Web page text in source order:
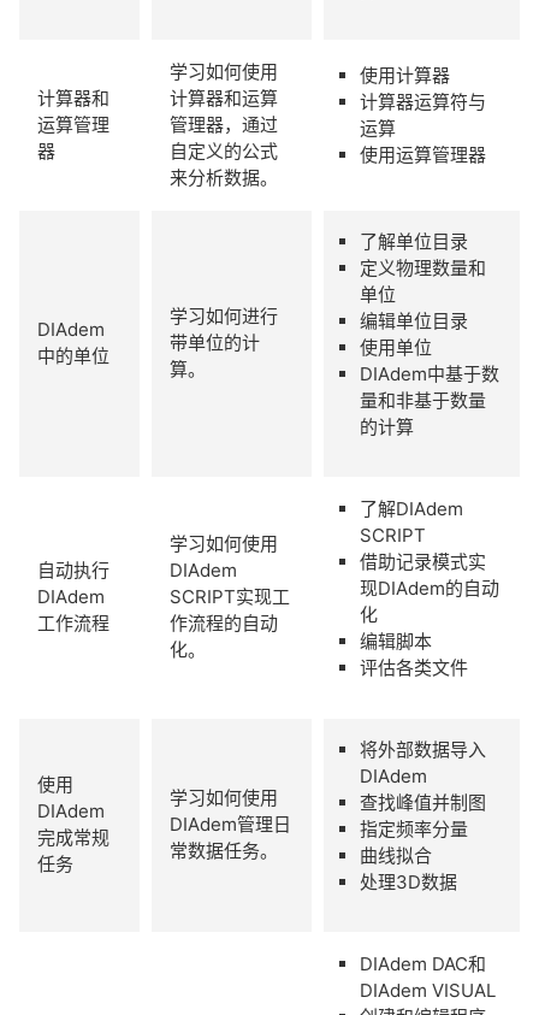
计算器和
运算管理
器
学习如何使用
计算器和运算
管理器，通过
自定义的公式
来分析数据。
使用计算器
计算器运算符与
运算
使用运算管理器
DIAdem
中的单位
学习如何进行
带单位的计
算。
了解单位目录
定义物理数量和
单位
编辑单位目录
使用单位
DIAdem中基于数
量和非基于数量
的计算
自动执行
DIAdem
工作流程
学习如何使用
DIAdem
SCRIPT实现工
作流程的自动
化。
了解DIAdem
SCRIPT
借助记录模式实
现DIAdem的自动
化
编辑脚本
评估各类文件
使用
DIAdem
完成常规
任务
学习如何使用
DIAdem管理日
常数据任务。
将外部数据导入
DIAdem
查找峰值并制图
指定频率分量
曲线拟合
处理3D数据
DIAdem DAC和
DIAdem VISUAL